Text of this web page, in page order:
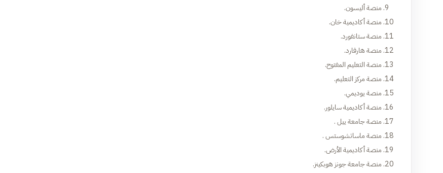
منصة أليسون.
منصة أكاديمية خان.
منصة ستانفورد.
منصة هارفارد.
منصة التعليم المفتوح.
منصة مركز التعليم.
منصة يوديمي.
منصة أكاديمية سايلور.
منصة جامعة ييل .
منصة ماساتشوستس .
منصة أكاديمية الأرض.
منصة جامعة جونز هوبكينز.